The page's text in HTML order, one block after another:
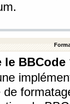
le BBCode